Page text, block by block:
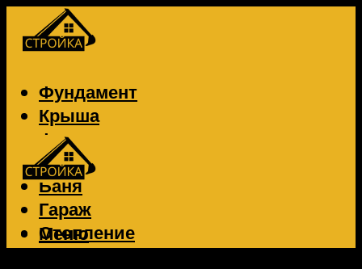
Фундамент
Крыша
Фасад
Забор
Баня
Гараж
Отопление
Вентиляция
Меню